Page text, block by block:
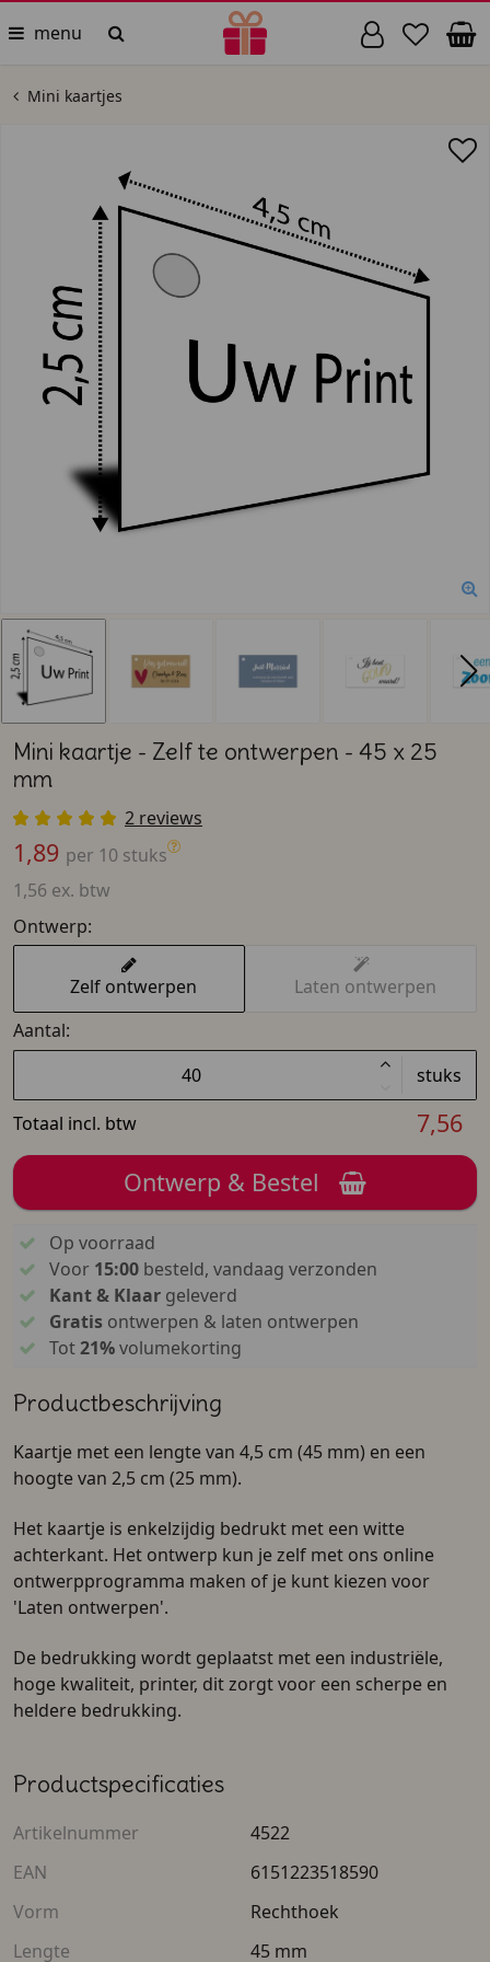
menu
Mini kaartjes
Mini kaartje - Zelf te ontwerpen - 45 x 25
mm
2 reviews
1,89 per 10 stuks
1,56 ex. btw
Ontwerp:
Zelf ontwerpen
Laten ontwerpen
Aantal:
stuks
Totaal incl. btw
7,56
Ontwerp & Bestel
Op voorraad
Voor 15:00besteld, vandaag verzonden
Kant & Klaargeleverd
Gratisontwerpen & laten ontwerpen
Tot21%volumekorting
Productbeschrijving
Kaartje met een lengte van 4,5 cm (45 mm) en een
hoogte van 2,5 cm (25 mm).
Het kaartje is enkelzijdig bedrukt met een witte
achterkant. Het ontwerp kun je zelf met ons online
ontwerpprogramma maken of je kunt kiezen voor
'Laten ontwerpen'.
De bedrukking wordt geplaatst met een industriële,
hoge kwaliteit, printer, dit zorgt voor een scherpe en
heldere bedrukking.
Productspecificaties
Artikelnummer
4522
EAN
6151223518590
Vorm
Rechthoek
Lengte
45 mm